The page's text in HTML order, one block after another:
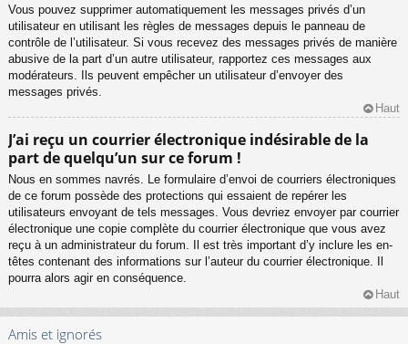
Vous pouvez supprimer automatiquement les messages privés d’un
utilisateur en utilisant les règles de messages depuis le panneau de
contrôle de l’utilisateur. Si vous recevez des messages privés de manière
abusive de la part d’un autre utilisateur, rapportez ces messages aux
modérateurs. Ils peuvent empêcher un utilisateur d’envoyer des
messages privés.
Haut
J’ai reçu un courrier électronique indésirable de la
part de quelqu’un sur ce forum !
Nous en sommes navrés. Le formulaire d’envoi de courriers électroniques
de ce forum possède des protections qui essaient de repérer les
utilisateurs envoyant de tels messages. Vous devriez envoyer par courrier
électronique une copie complète du courrier électronique que vous avez
reçu à un administrateur du forum. Il est très important d’y inclure les en-
têtes contenant des informations sur l’auteur du courrier électronique. Il
pourra alors agir en conséquence.
Haut
Amis et ignorés